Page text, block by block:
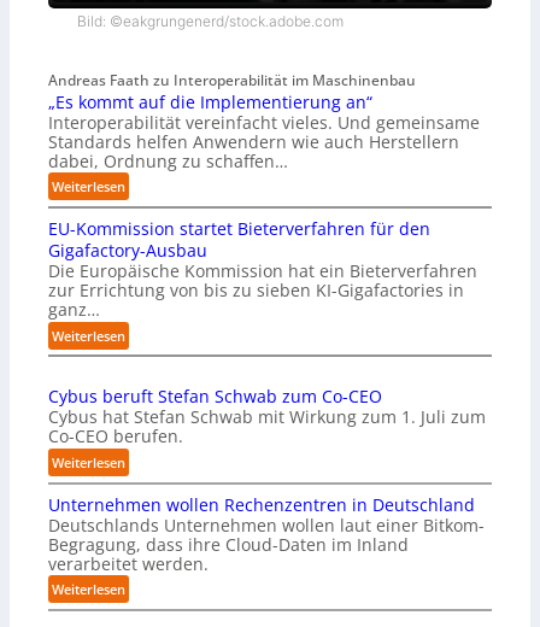
Bild: ©eakgrungenerd/stock.adobe.com
Andreas Faath zu Interoperabilität im Maschinenbau
„Es kommt auf die Implementierung an“
Interoperabilität vereinfacht vieles. Und gemeinsame
Standards helfen Anwendern wie auch Herstellern
dabei, Ordnung zu schaffen…
Weiterlesen:
„
E
s
k
o
m
t
u
f
d
i
e
m
p
l
e
m
e
EU-Kommission startet Bieterverfahren für den
Gigafactory-Ausbau
Die Europäische Kommission hat ein Bieterverfahren
zur Errichtung von bis zu sieben KI-Gigafactories in
ganz…
Weiterlesen:
E
-
K
o
m
m
i
s
s
i
o
n
Cybus beruft Stefan Schwab zum Co-CEO
Cybus hat Stefan Schwab mit Wirkung zum 1. Juli zum
Co-CEO berufen.
Weiterlesen:
C
y
b
u
s
e
Unternehmen wollen Rechenzentren in Deutschland
Deutschlands Unternehmen wollen laut einer Bitkom-
Begragung, dass ihre Cloud-Daten im Inland
verarbeitet werden.
Weiterlesen:
U